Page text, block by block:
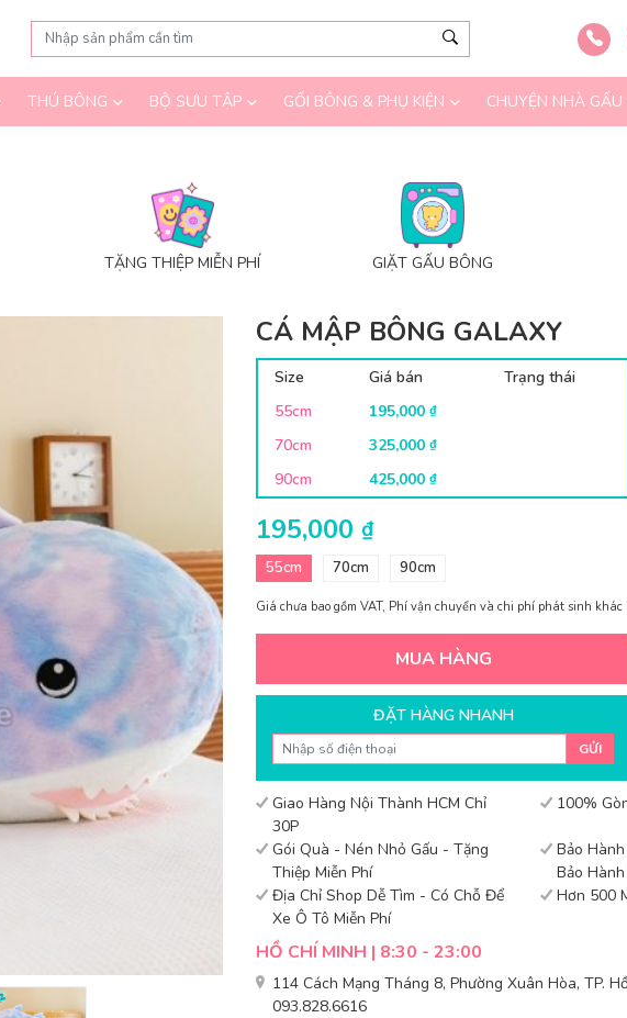
THÚ BÔNG BỘ SƯU TẬP GỐI BÔNG & PHỤ KIỆN CHUYỆN NHÀ GẤU
TẶNG THIỆP MIỄN PHÍ GIẶT GẤU BÔNG
CÁ MẬP BÔNG GALAXY
Size Giá bán
Trạng thái
55cm
195,000 ₫
70cm 325,000 ₫
90cm 425,000 ₫
195,000 ₫
55cm 70cm 90cm
Giá chưa bao gồm VAT, Phí vận chuyển và chi phí phát sinh khác
MUA HÀNG
ĐẶT HÀNG NHANH
GỬI
Giao Hàng Nội Thành HCM Chỉ
30P
100%
Gói Quà - Nén Nhỏ Gấu - Tặng
Thiệp Miễn Phí
Bảo
Bảo
Địa Chỉ Shop Dễ Tìm - Có Chỗ Để
Xe Ô Tô Miễn Phí
Hơn 500
HỒ CHÍ MINH | 8:30 - 23:00
114 Cách Mạng Tháng 8, Phường Xuân Hòa, TP.
093.828.6616